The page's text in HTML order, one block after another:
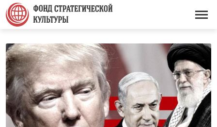
Перейти
основному
содержанию
Основная